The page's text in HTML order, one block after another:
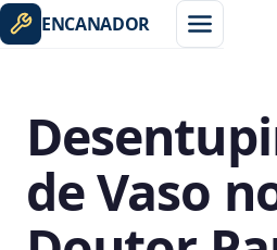
ENCANADOR
de Vaso